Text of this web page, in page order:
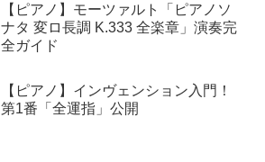
【ピアノ】モーツァルト「ピアノソ
ナタ 変ロ長調 K.333 全楽章」演奏完
全ガイド
【ピアノ】インヴェンション入門！
第1番「全運指」公開